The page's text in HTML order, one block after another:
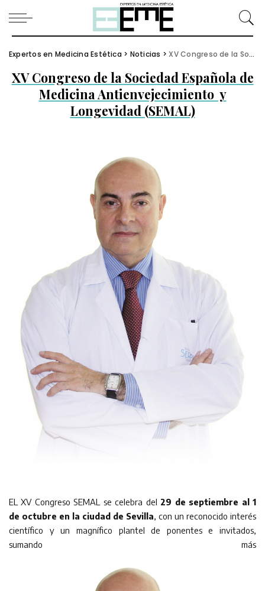
Expertos en Medicina Estética > Noticias > XV Congreso de la Sociedad Española de Medicina Antienvejecimiento y Longevidad (SEMAL)
XV Congreso de la Sociedad Española de
Medicina Antienvejecimiento y
Longevidad (SEMAL)
EL XV Congreso SEMAL se celebra del 29 de septiembre al 1
de octubre en la ciudad de Sevilla, con un reconocido interés
científico y un magnífico plantel de ponentes e invitados,
sumando más